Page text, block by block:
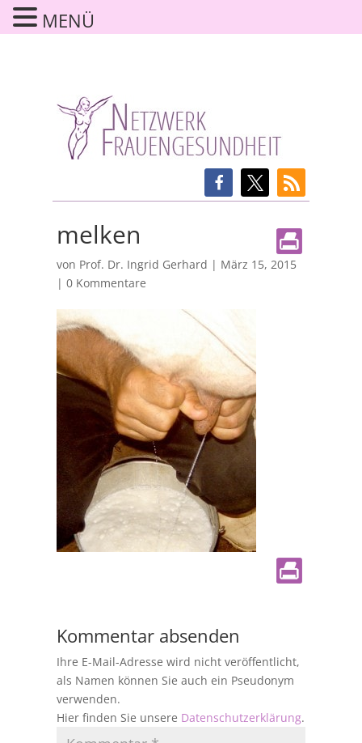
melken
von Prof. Dr. Ingrid Gerhard | März 15, 2015
| 0 Kommentare
Kommentar absenden
Ihre E-Mail-Adresse wird nicht veröffentlicht,
als Namen können Sie auch ein Pseudonym
verwenden.
Hier finden Sie unsere Datenschutzerklärung.
MENÜ